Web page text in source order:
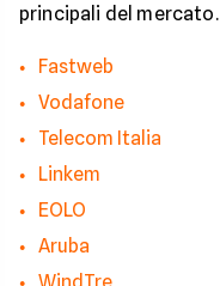
principali del mercato.
Fastweb
Vodafone
Telecom Italia
Linkem
EOLO
Aruba
WindTre